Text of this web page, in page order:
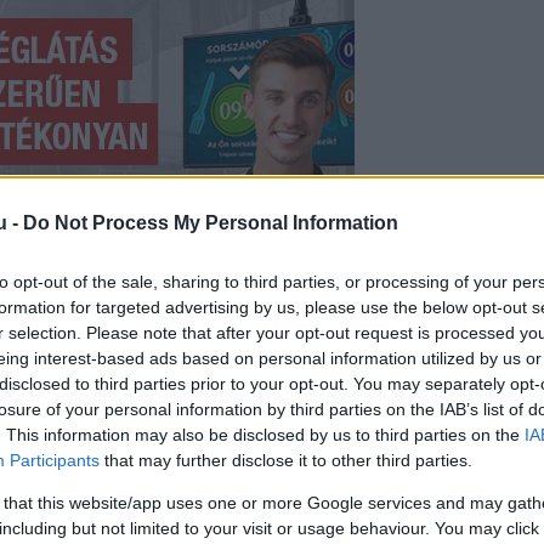
- Do Not Process My Personal Information
opt-out of the sale, sharing to third parties, or processing of your
for targeted advertising by us, please use the below opt-out
selection. Please note that after your opt-out request is processed
interest-based ads based on personal information utilized by us
to third parties prior to your opt-out. You may separately
of your personal information by third parties on the IAB’s list of
This information may also be disclosed by us to third parties on the
Participants that may further disclose it to other third parties.
that this website/app uses one or more Google services and may
but not limited to your visit or usage behaviour. You may
köztük a Németország, Franciaország és
hogy sürgősen folytassa a régóta
frissítésére. Ursula von der Leyen bizottsági
miniszterei a dohányadóról szóló